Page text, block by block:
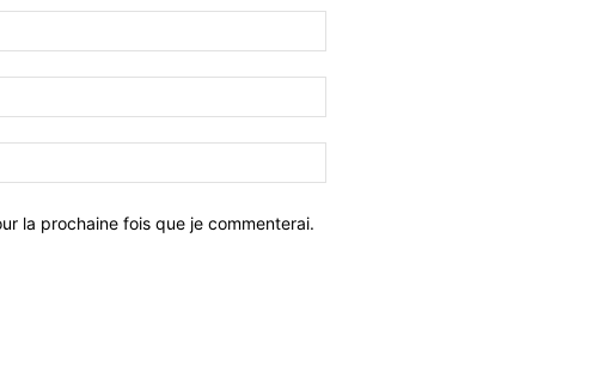
la prochaine fois que je commenterai.